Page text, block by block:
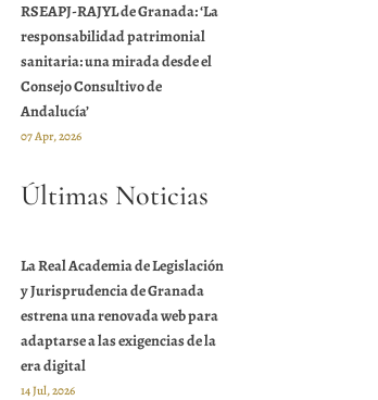
RSEAPJ-RAJYL de Granada: ‘La
responsabilidad patrimonial
sanitaria: una mirada desde el
Consejo Consultivo de
Andalucía’
07 Apr, 2026
Últimas Noticias
La Real Academia de Legislación
y Jurisprudencia de Granada
estrena una renovada web para
adaptarse a las exigencias de la
era digital
14 Jul, 2026